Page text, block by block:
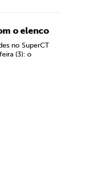
o elenco
no SuperCT
(3): o